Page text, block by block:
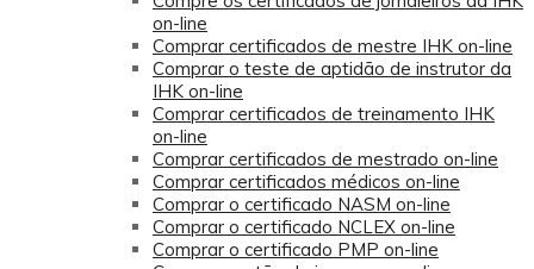
on-line
Comprar certificados de mestre IHK on-line
Comprar o teste de aptidão de instrutor da
IHK on-line
Comprar certificados de treinamento IHK
on-line
Comprar certificados de mestrado on-line
Comprar certificados médicos on-line
Comprar o certificado NASM on-line
Comprar o certificado NCLEX on-line
Comprar o certificado PMP on-line